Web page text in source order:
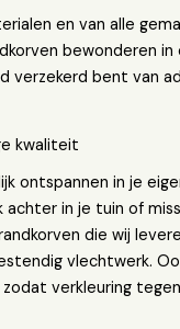
en van alle
bewonderen in
verzekerd bent van
kwaliteit
ontspannen in je
in je tuin of
die wij
vlechtwerk.
verkleuring